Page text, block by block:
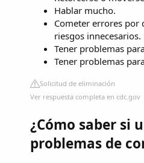
Hablar mucho.
Cometer errores por
riesgos innecesarios.
Tener problemas
Tener problemas
Solicitud de eliminación
Ver respuesta completa en cdc.gov
¿Cómo saber si
problemas de